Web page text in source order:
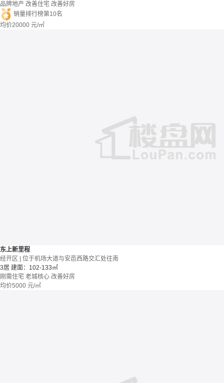
品牌地产 改善住宅 改善好房
销量排行榜第10名
均价20000 元/㎡
东上新里程
经开区 | 位于机场大道与安邑西路交汇处往南
3居 建面：102-133㎡
刚需住宅 老城核心 改善好房
均价5000 元/㎡